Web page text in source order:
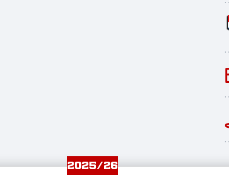
2025/26